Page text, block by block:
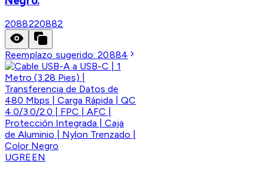
2088220882
Reemplazo sugerido:20884
UGREEN